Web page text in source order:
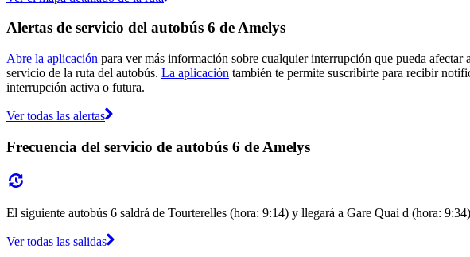
Alertas de servicio del autobús 6 de Amelys
Abre la aplicación para ver más información sobre cualquier interrupción que pueda afectar
servicio de la ruta del autobús. La aplicación también te permite suscribirte para recibir
interrupción activa o futura.
Ver todas las alertas
Frecuencia del servicio de autobús 6 de Amelys
El siguiente autobús 6 saldrá de Tourterelles (hora: 9:14) y llegará a Gare Quai d (hora:
Ver todas las salidas